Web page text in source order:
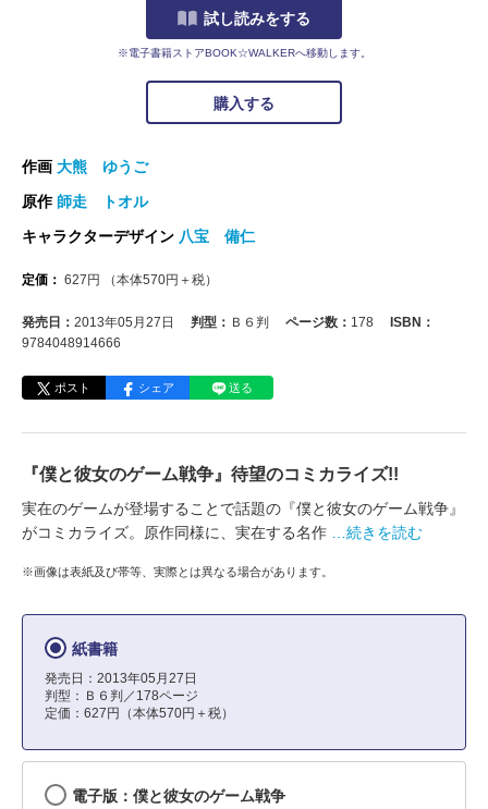
試し読みをする
※電子書籍ストアBOOK☆WALKERへ移動します。
購入する
作画 大熊 ゆうご
原作師走 トオル
キャラクターデザイン 八宝 備仁
定価： 627 円 （本体570円＋税）
発売日： 2013年05月27日 判型： Ｂ６判 ページ数： 178
ISBN：
9784048914666
ポスト シェア 送る
『僕と彼女のゲーム戦争』待望のコミカライズ!!
実在のゲームが登場することで話題の『僕と彼女のゲーム戦争』
がコミカライズ。原作同様に、実在する名作
…続きを読む
※画像は表紙及び帯等、実際とは異なる場合があります。
紙書籍
発売日：2013年05月27日
判型：Ｂ６判／178ページ
定価：627円（本体570円＋税）
電子版：僕と彼女のゲーム戦争